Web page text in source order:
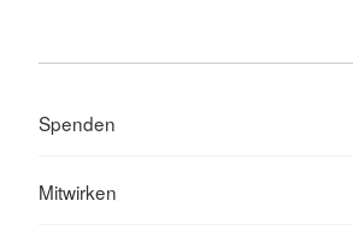
Spenden
Mitwirken